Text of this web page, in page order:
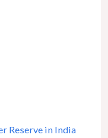
Reserve in India